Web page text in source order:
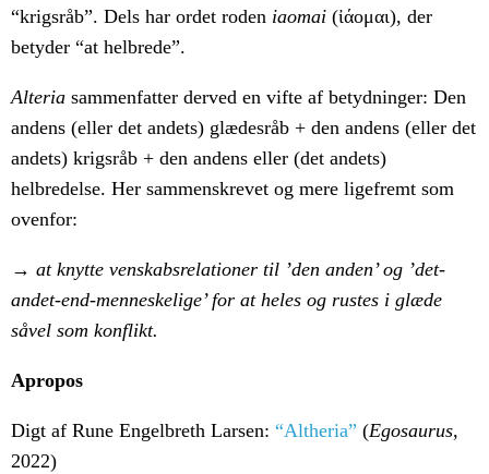
“krigsråb”. Dels har ordet roden iaomai (ἰάομαι), der
betyder “at helbrede”.
Alteria sammenfatter derved en vifte af betydninger: Den
andens (eller det andets) glædesråb + den andens (eller det
andets) krigsråb + den andens eller (det andets)
helbredelse. Her sammenskrevet og mere ligefremt som
ovenfor:
→ at knytte venskabsrelationer til ’den anden’ og ’det-
andet-end-menneskelige’ for at heles og rustes i glæde
såvel som konflikt.
Apropos
Digt af Rune Engelbreth Larsen: “Altheria” (Egosaurus,
2022)